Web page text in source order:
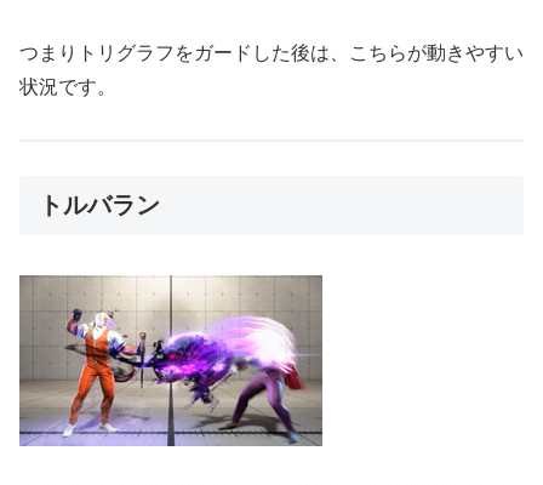
つまりトリグラフをガードした後は、こちらが動きやすい
状況です。
トルバラン